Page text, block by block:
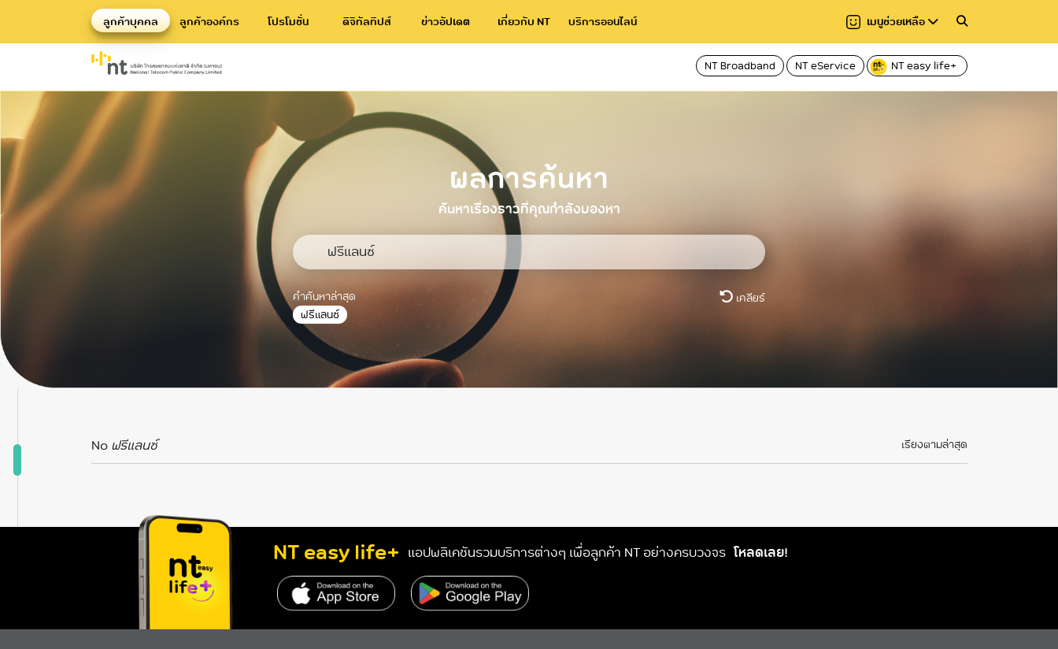
ลูกค้าบุคคล ลูกค้าองค์กร โปรโมชั่น ดิจิทัลทิปส์ ข่าวอัปเดต เกี่ยวกับ NT บริการออนไลน์ เมนูช่วยเหลือ
คำค้นหาล่าสุด
NT Broadband NT eService NT easy life+
ผลการค้นหา
ค้นหาเรื่องราวที่คุณกำลังมองหา
คำค้นหาล่าสุด
เคลียร์
ฟรีแลนซ์
Noฟรีแลนซ์ เรียงตามล่าสุด
NT easy life+ แอปพลิเคชันรวมบริการต่างๆ เพื่อลูกค้า NT อย่างครบวงจร โหลดเลย!